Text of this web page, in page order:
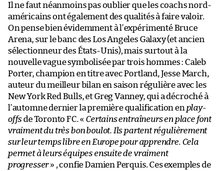
Il ne faut néanmoins pas oublier que les coachs nord-
américains ont également des qualités à faire valoir.
On pense bien évidemment à l’expérimenté Bruce
Arena, sur le banc des Los Angeles Galaxy (et ancien
sélectionneur des États-Unis), mais surtout à la
nouvelle vague symbolisée par trois hommes : Caleb
Porter, champion en titre avec Portland, Jesse March,
auteur du meilleur bilan en saison régulière avec les
New York Red Bulls, et Greg Vanney, qui a décroché à
l’automne dernier la première qualification en play-
offsde Toronto FC. « Certains entraîneurs en place font
vraiment du très bon boulot. Ils partent régulièrement
sur leur temps libre en Europe pour apprendre. Cela
permet à leurs équipes ensuite de vraiment
progresser» , confie Damien Perquis. Ces exemples de